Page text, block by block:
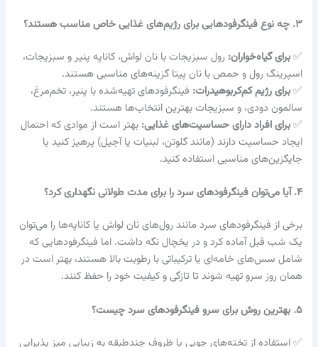
۳. چه نوع فینگرفودهایی برای رژیم‌های غذایی خاص مناسب هستند؟
✅برای گیاه‌خواران: رول سبزیجات با نان لواش، کاناپه پنیر و سبزیجات،
اسپرینگ رول و حمص با نان پیتا گزینه‌های مناسبی هستند.
✅برای رژیم کم‌کربوهیدرات: فینگرفودهای تهیه‌شده با پنیر، تخم‌مرغ،
سالمون دودی، و سبزیجات بهترین انتخاب‌ها هستند.
✅برای افراد دارای حساسیت‌های غذایی: بهتر است از موادی که احتمال
ایجاد حساسیت دارند (مانند گلوتن، لبنیات یا آجیل) پرهیز کنید یا
جایگزین‌های مناسبی استفاده کنید.
۴. آیا می‌توان فینگرفودهای سرد را برای مدت طولانی نگهداری کرد؟
برخی از فینگرفودهای سرد مانند رول‌های نان لواش یا کاناپه‌ها را می‌توان
یک شب قبل آماده کرد و در یخچال نگه داشت. اما فینگرفودهایی که
شامل سس‌های خامه‌ای یا ترکیباتی با رطوبت بالا هستند، بهتر است در
همان روز سرو تهیه شوند تا تازگی و کیفیت خود را حفظ کنند.
۵. بهترین روش برای سرو فینگرفودهای سرد چیست؟
✅ استفاده از تخته‌های چوبی یا ظروف چندطبقه به زیبایی میز پذیرایی